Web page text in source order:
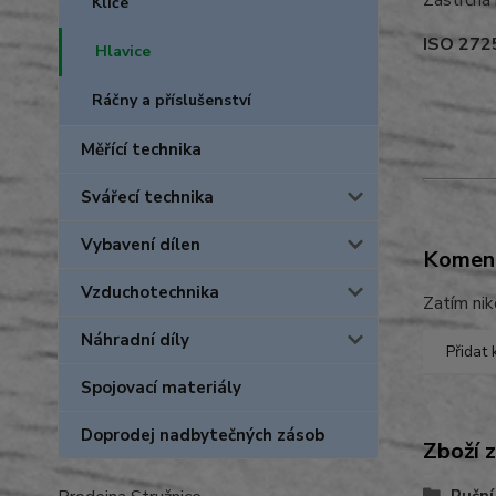
Hlavice
Ráčny a příslušenství
Měřící technika
Svářecí technika
Vybavení dílen
Vzduchotechnika
Náhradní díly
Spojovací materiály
Doprodej nadbytečných zásob
ISO
Zatím
Přidat
Zboží